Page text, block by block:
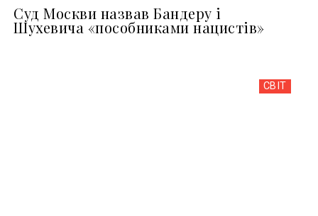
Суд Москви назвав Бандеру і
Шухевича «пособниками нацистів»
СВІТ